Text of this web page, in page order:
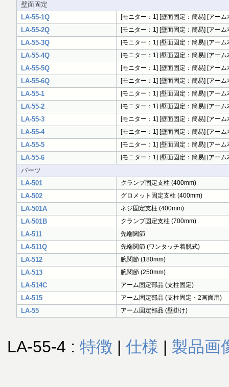
壁面固定
LA-55-1Q
[モニター：1] [壁面固定：簡易] [アー
LA-55-2Q [モニター：1] [壁面固定：簡易] [アー
LA-55-3Q [モニター：1] [壁面固定：簡易] [アー
LA-55-4Q [モニター：1] [壁面固定：簡易] [アー
LA-55-5Q [モニター：1] [壁面固定：簡易] [アー
LA-55-6Q [モニター：1] [壁面固定：簡易] [アー
LA-55-1 [モニター：1] [壁面固定：簡易] [アー
LA-55-2 [モニター：1] [壁面固定：簡易] [アー
LA-55-3 [モニター：1] [壁面固定：簡易] [アー
LA-55-4 [モニター：1] [壁面固定：簡易] [アー
LA-55-5 [モニター：1] [壁面固定：簡易] [アー
LA-55-6 [モニター：1] [壁面固定：簡易] [アー
パーツ
LA-501
クランプ固定支柱 (400mm)
LA-502 グロメット固定支柱 (400mm)
LA-501A ネジ固定支柱 (400mm)
LA-501B クランプ固定支柱 (700mm)
LA-511 先端関節
LA-511Q 先端関節 (ワンタッチ着脱式)
LA-512 腕関節 (180mm)
LA-513 腕関節 (250mm)
LA-514C アーム固定部品 (支柱固定)
LA-515 アーム固定部品 (支柱固定・2画面用)
LA-55 アーム固定部品 (壁掛け)
LA-55-4 : 特徴 | 仕様 | 製品画